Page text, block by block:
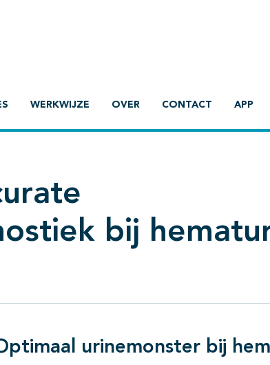
WERKWIJZE OVER CONTACT APP
bij
urinemonster bij